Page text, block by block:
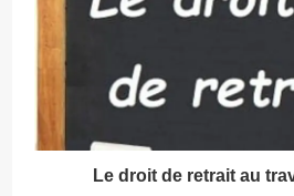
Le droit de retrait au